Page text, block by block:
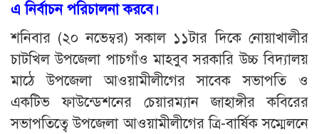
এ নির্বাচন পরিচালনা করবে।
শনিবার (২০ নভেম্বর) সকাল ১১টার দিকে নোয়াখালীর
চাটখিল উপজেলা পাচগাঁও মাহবুব সরকারি উচ্চ বিদ্যালয়
মাঠে উপজেলা আওয়ামীলীগের সাবেক সভাপতি ও
একটিভ ফাউন্ডেশনের চেয়ারম্যান জাহাঙ্গীর কবিরের
সভাপতিত্বে উপজেলা আওয়ামীলীগের ত্রি-বার্ষিক সম্মেলনে